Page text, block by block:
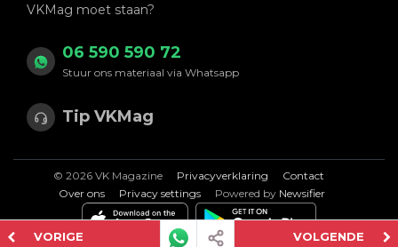
VORIGE VOLGENDE
VKMag moet staan?
06 590 590 72
Stuur ons materiaal via Whatsapp
Tip VKMag
© 2026 VK Magazine Privacyverklaring
Contact
Over ons
Privacy settings Powered by Newsifier